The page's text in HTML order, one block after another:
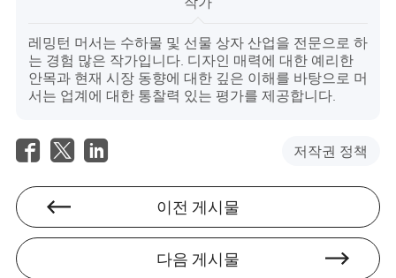
레밍턴 머서는 수하물 및 선물 상자 산업을 전문으로 하
는 경험 많은 작가입니다. 디자인 매력에 대한 예리한
안목과 현재 시장 동향에 대한 깊은 이해를 바탕으로 머
서는 업계에 대한 통찰력 있는 평가를 제공합니다.
저작권 정책
이전 게시물
다음 게시물